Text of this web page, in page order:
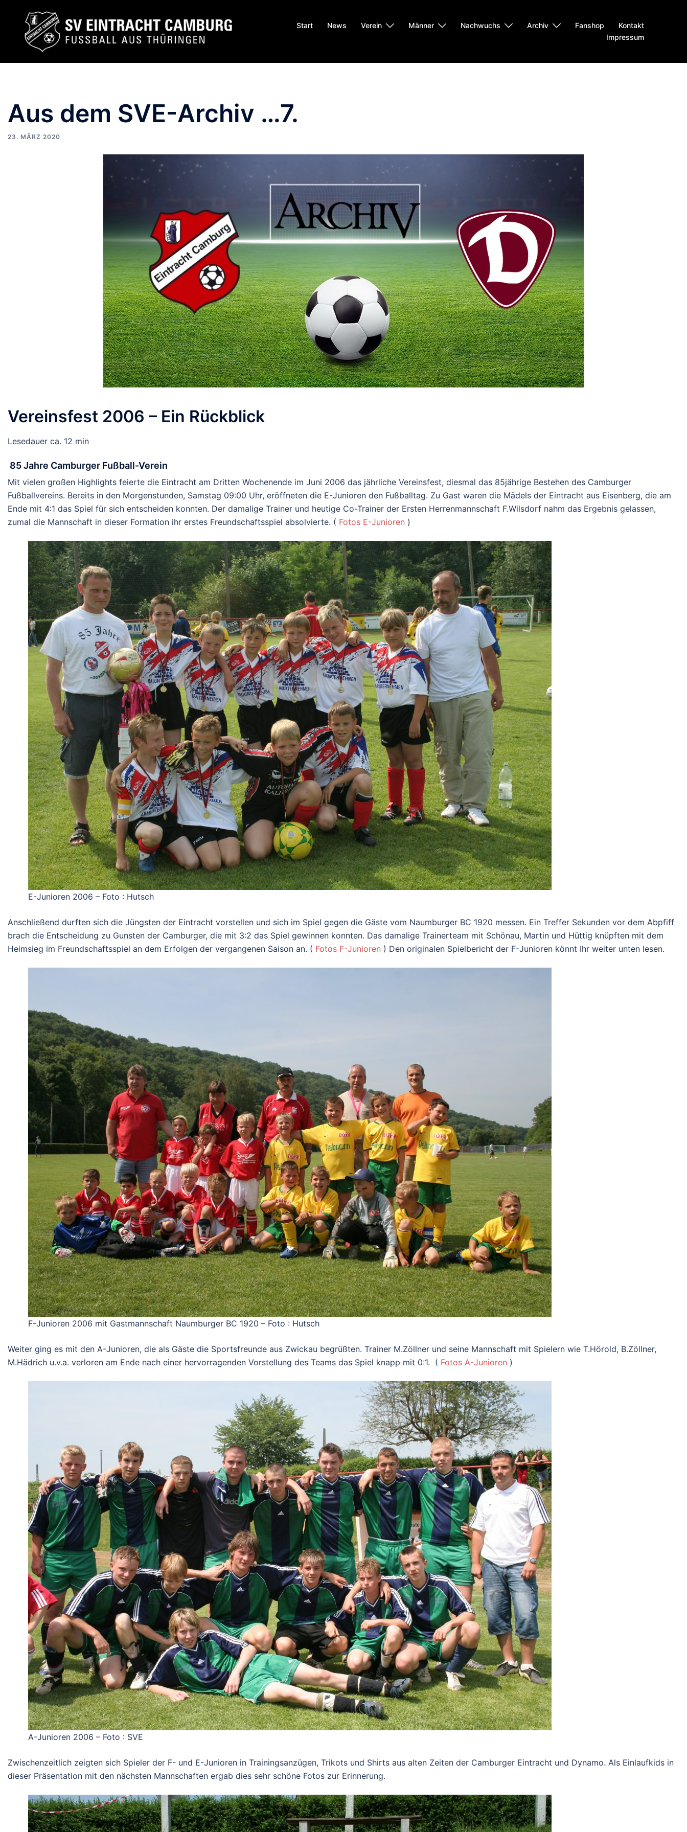
springen
Start News Verein Männer Nachwuchs Archiv Fanshop
Kontakt
Impressum
Aus dem SVE-Archiv …7.
23. MÄRZ 2020
Vereinsfest 2006 – Ein Rückblick
Lesedauer ca. 12 min
85 Jahre Camburger Fußball-Verein
Mit vielen großen Highlights feierte die Eintracht am Dritten Wochenende im Juni 2006 das jährliche Vereinsfest, diesmal das 85jährige Bestehen des Camburger
Fußballvereins. Bereits in den Morgenstunden, Samstag 09:00 Uhr, eröffneten die E-Junioren den Fußballtag. Zu Gast waren die Mädels der Eintracht aus Eisenberg, die am
Ende mit 4:1 das Spiel für sich entscheiden konnten. Der damalige Trainer und heutige Co-Trainer der Ersten Herrenmannschaft F.Wilsdorf nahm das Ergebnis gelassen,
zumal die Mannschaft in dieser Formation ihr erstes Freundschaftsspiel absolvierte. ( Fotos E-Junioren )
E-Junioren 2006 – Foto : Hutsch
Anschließend durften sich die Jüngsten der Eintracht vorstellen und sich im Spiel gegen die Gäste vom Naumburger BC 1920 messen. Ein Treffer Sekunden vor dem Abpfiff
brach die Entscheidung zu Gunsten der Camburger, die mit 3:2 das Spiel gewinnen konnten. Das damalige Trainerteam mit Schönau, Martin und Hüttig knüpften mit dem
Heimsieg im Freundschaftsspiel an dem Erfolgen der vergangenen Saison an. ( Fotos F-Junioren ) Den originalen Spielbericht der F-Junioren könnt Ihr weiter unten lesen.
F-Junioren 2006 mit Gastmannschaft Naumburger BC 1920 – Foto : Hutsch
Weiter ging es mit den A-Junioren, die als Gäste die Sportsfreunde aus Zwickau begrüßten. Trainer M.Zöllner und seine Mannschaft mit Spielern wie T.Hörold, B.Zöllner,
M.Hädrich u.v.a. verloren am Ende nach einer hervorragenden Vorstellung des Teams das Spiel knapp mit 0:1. ( Fotos A-Junioren )
A-Junioren 2006 – Foto : SVE
Zwischenzeitlich zeigten sich Spieler der F- und E-Junioren in Trainingsanzügen, Trikots und Shirts aus alten Zeiten der Camburger Eintracht und Dynamo. Als Einlaufkids in
dieser Präsentation mit den nächsten Mannschaften ergab dies sehr schöne Fotos zur Erinnerung.